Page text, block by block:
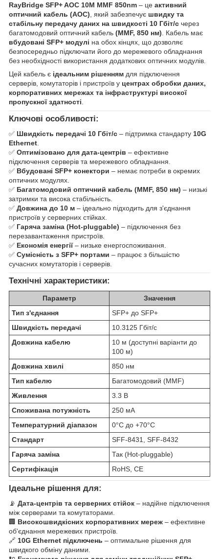
RayBridge SFP+ AOC 10M MMF 850nm – це активний
оптичний кабель (AOC) , який забезпечує швидку та
стабільну передачу даних на швидкості 10 Гбіт/с через
багатомодовий оптичний кабель (MMF, 850 нм) . Кабель має
вбудовані SFP+ модулі на обох кінцях, що дозволяє
безпосередньо підключати його до мережевого обладнання
без необхідності використання додаткових оптичних модулів.
Цей кабель є ідеальним рішенням для підключення
серверів, комутаторів і пристроїв у центрах обробки даних,
корпоративних мережах та інфраструктурі високої
пропускної здатності
Ключові особливості:
✅ Швидкість передачі 10 Гбіт/с – підтримка стандарту 10G
Ethernet
✅ Оптимізовано для дата-центрів – ефективне
підключення серверів та мережевого обладнання.
✅ Вбудовані SFP+ конектори – немає потреби в окремих
оптичних модулях.
✅ Багатомодовий оптичний кабель (MMF, 850 нм) – низькі
затримки та висока стабільність.
✅ Довжина до 10 м – ідеально підходить для з'єднання
пристроїв у серверних стійках.
✅ Гаряча заміна (Hot-pluggable) – підключення без
перезавантаження пристроїв.
✅ Економія енергії– низьке енергоспоживання.
✅ Сумісність з SFP+ портами – працює з більшістю
сучасних комутаторів і серверів.
Технічні характеристики:
Параметр
Значення
Тип з'єднання
SFP+ до SFP+
Швидкість передачі
10.3125 Гбіт/с
Довжина кабелю
10 м (доступні варіанти до
100 м)
Довжина хвилі
850 нм
Тип кабелю
Багатомодовий (MMF)
Живлення
3.3 В
Споживана потужність
250 мА
Температурний діапазон
0°C до +70°C
Стандарт
SFF-8431, SFF-8432
Гаряча заміна
Так (Hot-pluggable)
Сертифікація
RoHS, CE
Ідеальне рішення для:
📡 Дата-центрів та серверних стійок – надійне підключення
між серверами та комутаторами.
🏢 Високошвидкісних корпоративних мереж – ефективне
об'єднання мережевих пристроїв.
🔗 10G Ethernet підключень – оптимальне рішення для
швидкого обміну даними.